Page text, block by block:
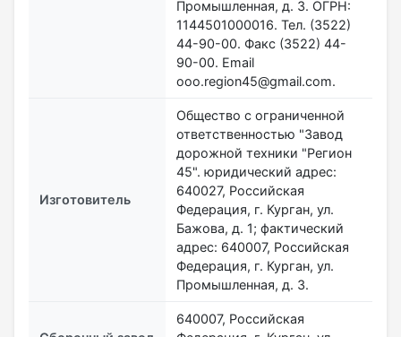
Промышленная, д. 3. ОГРН:
1144501000016. Тел. (3522)
44-90-00. Факс (3522) 44-
90-00. Email
ooo.region45@gmail.com.
Изготовитель
Общество с ограниченной
ответственностью "Завод
дорожной техники "Регион
45". юридический адрес:
640027, Российская
Федерация, г. Курган, ул.
Бажова, д. 1; фактический
адрес: 640007, Российская
Федерация, г. Курган, ул.
Промышленная, д. 3.
640007, Российская